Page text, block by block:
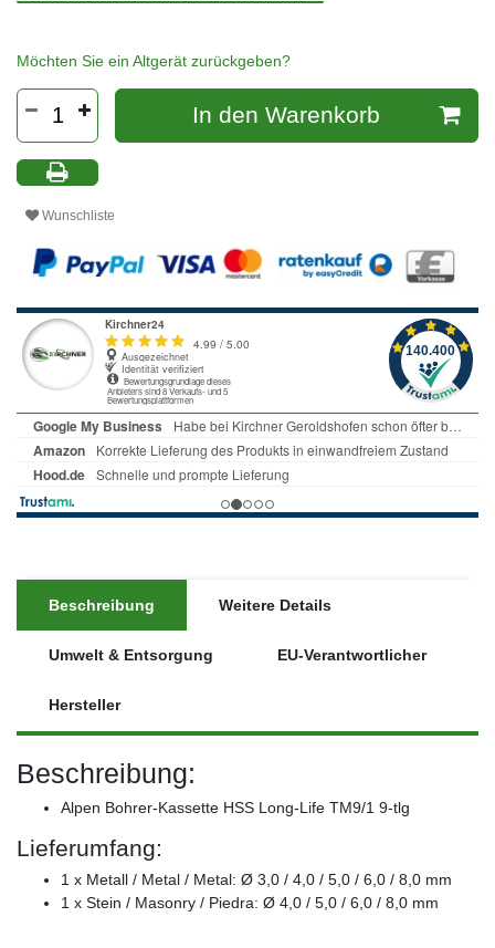
Möchten Sie ein Altgerät zurückgeben?
In den Warenkorb
Wunschliste
Beschreibung Weitere Details
Umwelt & Entsorgung EU-Verantwortlicher
Hersteller
Beschreibung:
Alpen Bohrer-Kassette HSS Long-Life TM9/1 9-tlg
Lieferumfang:
1 x Metall / Metal / Metal: Ø 3,0 / 4,0 / 5,0 / 6,0 / 8,0 mm
1 x Stein / Masonry / Piedra: Ø 4,0 / 5,0 / 6,0 / 8,0 mm